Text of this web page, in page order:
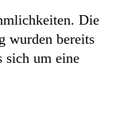
Die
wurden bereits
sich um eine